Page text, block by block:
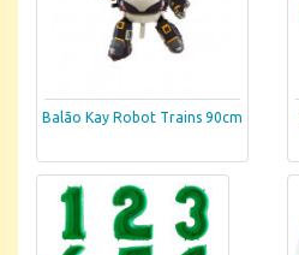
Balão Kay Robot Trains 90cm